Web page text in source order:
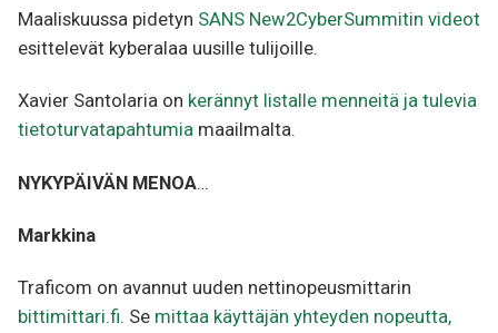
Maaliskuussa pidetyn SANS New2CyberSummitin videot
esittelevät kyberalaa uusille tulijoille.
Xavier Santolaria on kerännyt listalle menneitä ja tulevia
tietoturvatapahtumia maailmalta.
NYKYPÄIVÄN MENOA…
Markkina
Traficom on avannut uuden nettinopeusmittarin
bittimittari.fi. Se mittaa käyttäjän yhteyden nopeutta,